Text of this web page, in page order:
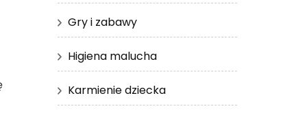
Gry i zabawy
Higiena malucha
Karmienie dziecka